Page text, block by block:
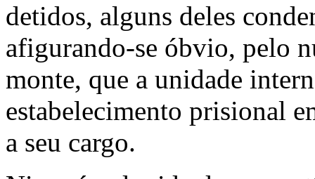
detidos, alguns deles
afigurando-se óbvio, pelo
monte, que a unidade
estabelecimento prisional
a seu cargo.